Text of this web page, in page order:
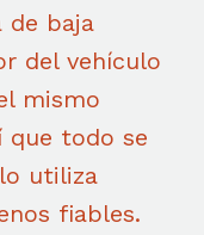
de baja
del vehículo
mismo
que todo se
utiliza
fiables.